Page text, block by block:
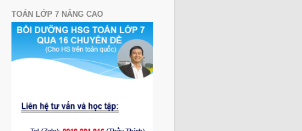
TOÁN LỚP 7 NÂNG CAO